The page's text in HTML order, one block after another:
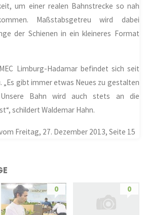
um einer realen Bahnstrecke so nah
Maßstabsgetreu wird dabei
der Schienen in ein kleineres Format
Limburg-Hadamar befindet sich seit
„Es gibt immer etwas Neues zu gestalten
Bahn wird auch stets an die
schildert Waldemar Hahn.
Freitag, 27. Dezember 2013, Seite 15
0 0